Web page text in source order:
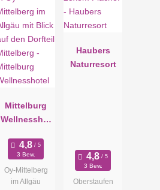
Mittelburg
Wellnesshot
3 Bew.
Oy-Mittelberg
im Allgäu
Haubers
Naturresort
3 Bew.
Oberstaufen